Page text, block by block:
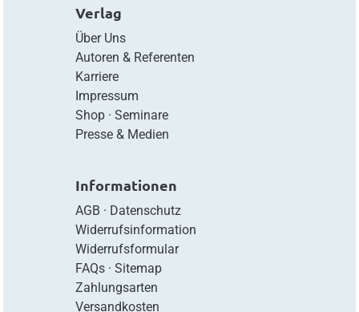
Verlag
Über Uns
Autoren & Referenten
Karriere
Impressum
Shop· Seminare
Presse & Medien
Informationen
AGB · Datenschutz
Widerrufsinformation
Widerrufsformular
FAQs· Sitemap
Zahlungsarten
Versandkosten